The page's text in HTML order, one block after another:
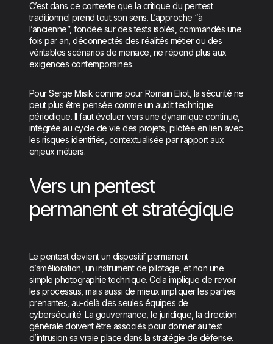
C’est dans ce contexte que la critique du pentest
traditionnel prend tout son sens. L’approche “à
l’ancienne”, fondée sur des tests isolés, commandés une
fois par an, déconnectés des réalités métier ou des
véritables scénarios de menace, ne répond plus aux
exigences contemporaines.
Pour Serge Misik comme pour Romain Eliot, la sécurité ne
peut plus être pensée comme un audit technique
périodique. Il faut évoluer vers une dynamique continue,
intégrée au cycle de vie des projets, pilotée en lien avec
les risques identifiés, contextualisée par rapport aux
enjeux métiers.
Vers un pentest
permanent et stratégique
Le pentest devient un dispositif permanent
d’amélioration, un instrument de pilotage, et non une
simple photographie technique. Cela implique de revoir
les processus, mais aussi de mieux impliquer les parties
prenantes, au-delà des seules équipes de
cybersécurité. La gouvernance, le juridique, la direction
générale doivent être associés pour donner au test
d’intrusion sa vraie place dans la stratégie de défense.